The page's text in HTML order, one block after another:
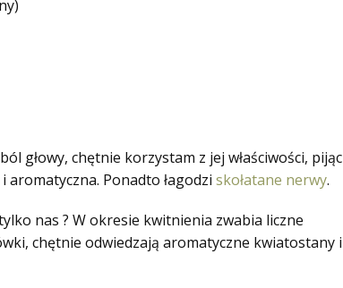
głowy, chętnie korzystam z jej właściwości, pijąc
Ponadto łagodzi skołatane nerwy.
nas ? W okresie kwitnienia zwabia liczne
chętnie odwiedzają aromatyczne kwiatostany i